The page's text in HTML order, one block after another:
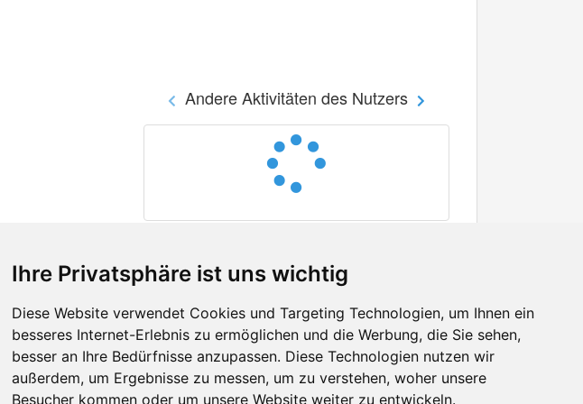
Ihre Privatsphäre ist uns wichtig
Diese Website verwendet Cookies und Targeting Technologien, um Ihnen ein
besseres Internet-Erlebnis zu ermöglichen und die Werbung, die Sie sehen,
besser an Ihre Bedürfnisse anzupassen. Diese Technologien nutzen wir
außerdem, um Ergebnisse zu messen, um zu verstehen, woher unsere
Besucher kommen oder um unsere Website weiter zu entwickeln.
Andere Aktivitäten des Nutzers
Kontakt
Feedback
Fehler melden
Facebook
Twitter
YouTube